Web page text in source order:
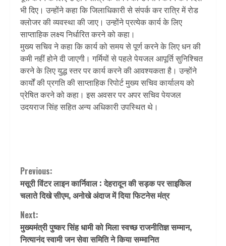
भी दिए। उन्होंने कहा कि जिलाधिकारी से संपर्क कर रात्रि में रोड
क्लोजर की व्यवस्था की जाए। उन्होंने प्रत्येक कार्य के लिए
साप्ताहिक लक्ष्य निर्धारित करने को कहा।
मुख्य सचिव ने कहा कि कार्य को समय से पूर्ण करने के लिए धन की
कमी नहीं होने दी जाएगी। गर्मियों से पहले पेयजल आपूर्ति सुनिश्चित
करने के लिए युद्ध स्तर पर कार्य करने की आवश्यकता है। उन्होंने
कार्यों की प्रगति की साप्ताहिक रिपोर्ट मुख्य सचिव कार्यालय को
प्रेषित करने को कहा। इस अवसर पर अपर सचिव पेयजल
उदयराज सिंह सहित अन्य अधिकारी उपस्थित थे।
Continue
Reading
Previous:
मसूरी विंटर लाइन कार्निवाल : देहरादून की सड़क पर साइकिल
चलाते दिखे सीएम, अनोखे अंदाज में दिया फ‍िटनेस मंत्र
Next:
मुख्यमंत्री पुष्कर सिंह धामी को मिला स्वच्छ राजनीतिज्ञ सम्मान,
नित्यानंद स्वामी जन सेवा समिति ने किया सम्‍मानित